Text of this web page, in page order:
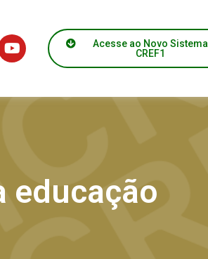
Acesse ao Novo Sistema
CREF1
educação